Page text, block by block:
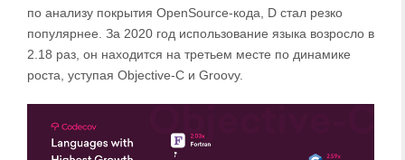
по анализу покрытия OpenSource-кода, D стал резко
популярнее. За 2020 год использование языка возросло в
2.18 раз, он находится на третьем месте по динамике
роста, уступая Objective-C и Groovy.